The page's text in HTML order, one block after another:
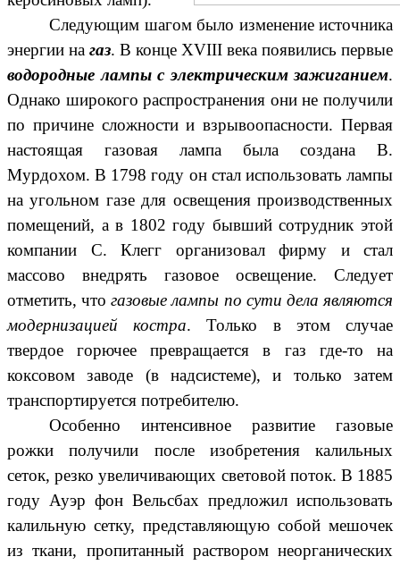
Следующим шагом было изменение источника
энергии на газ. В конце XVIII века появились первые
водородные лампы с электрическим зажиганием.
Однако широкого распространения они не получили
по причине сложности и взрывоопасности. Первая
настоящая газовая лампа была создана В.
Мурдохом. В 1798 году он стал использовать лампы
на угольном газе для освещения производственных
помещений, а в 1802 году бывший сотрудник этой
компании С. Клегг организовал фирму и стал
массово внедрять газовое освещение. Следует
отметить, чтогазовые лампы по сути дела являются
модернизацией костра. Только в этом случае
твердое горючее превращается в газ где-то на
коксовом заводе (в надсистеме), и только затем
транспортируется потребителю.
Особенно интенсивное развитие газовые
рожки получили после изобретения калильных
сеток, резко увеличивающих световой поток. В 1885
году Ауэр фон Вельсбах предложил использовать
калильную сетку, представляющую собой мешочек
из ткани, пропитанный раствором неорганических